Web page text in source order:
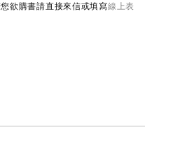
欲購書請直接來信或填寫線上表